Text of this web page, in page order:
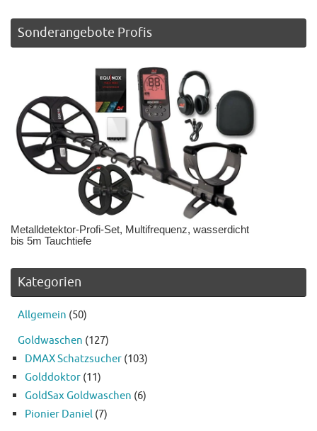
Sonderangebote Profis
Metalldetektor-Profi-Set, Multifrequenz, wasserdicht
bis 5m Tauchtiefe
Kategorien
Allgemein (50)
Goldwaschen (127)
DMAX Schatzsucher (103)
Golddoktor (11)
GoldSax Goldwaschen (6)
Pionier Daniel (7)